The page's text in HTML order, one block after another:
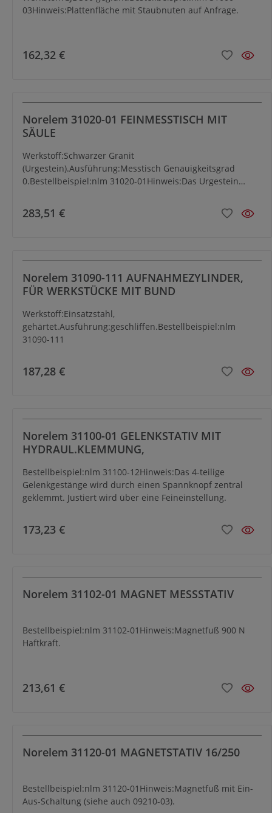
03Hinweis:Plattenfläche mit Staubnuten auf Anfrage.
162,32 €
Norelem 31020-01 FEINMESSTISCH MIT
SÄULE
Werkstoff:Schwarzer Granit
(Urgestein).Ausführung:Messtisch Genauigkeitsgrad
0.Bestellbeispiel:nlm 31020-01Hinweis:Das Urgestein
wesentliche Vorteile: - 3fach höhere Verschleissfestigkeit.-
20% höhere Dichte.- 3fach geringere
283,51 €
Norelem 31090-111 AUFNAHMEZYLINDER,
FÜR WERKSTÜCKE MIT BUND
Werkstoff:Einsatzstahl,
gehärtet.Ausführung:geschliffen.Bestellbeispiel:nlm
31090-111
187,28 €
Norelem 31100-01 GELENKSTATIV MIT
HYDRAUL.KLEMMUNG,
Bestellbeispiel:nlm 31100-12Hinweis:Das 4-teilige
Gelenkgestänge wird durch einen Spannknopf zentral
geklemmt. Justiert wird über eine Feineinstellung.
173,23 €
Norelem 31102-01 MAGNET MESSSTATIV
Bestellbeispiel:nlm 31102-01Hinweis:Magnetfuß 900 N
Haftkraft.
213,61 €
Norelem 31120-01 MAGNETSTATIV 16/250
Bestellbeispiel:nlm 31120-01Hinweis:Magnetfuß mit Ein-
Aus-Schaltung (siehe auch 09210-03).